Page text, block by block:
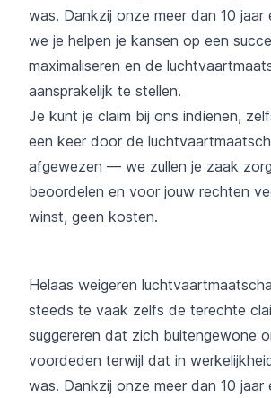
was. Dankzij onze meer dan 10 jaar
we je helpen je kansen op een
maximaliseren en de
aansprakelijk te stellen.
Je kunt je claim bij ons indienen,
een keer door de
afgewezen — we zullen je zaak
beoordelen en voor jouw rechten
winst, geen kosten.
Helaas weigeren
steeds te vaak zelfs de terechte
suggereren dat zich buitengewone
voordeden terwijl dat in
was. Dankzij onze meer dan 10 jaar